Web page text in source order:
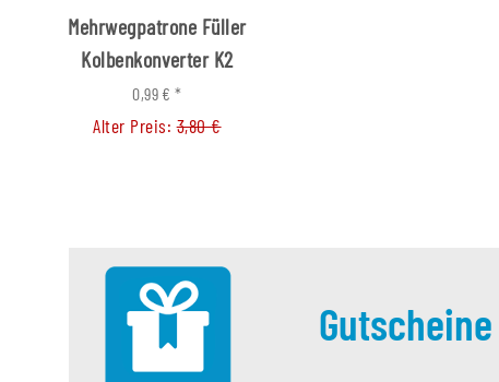
Mehrwegpatrone Füller
Kolbenkonverter K2
0,99 €*
Alter Preis:3,80 €
Gutscheine